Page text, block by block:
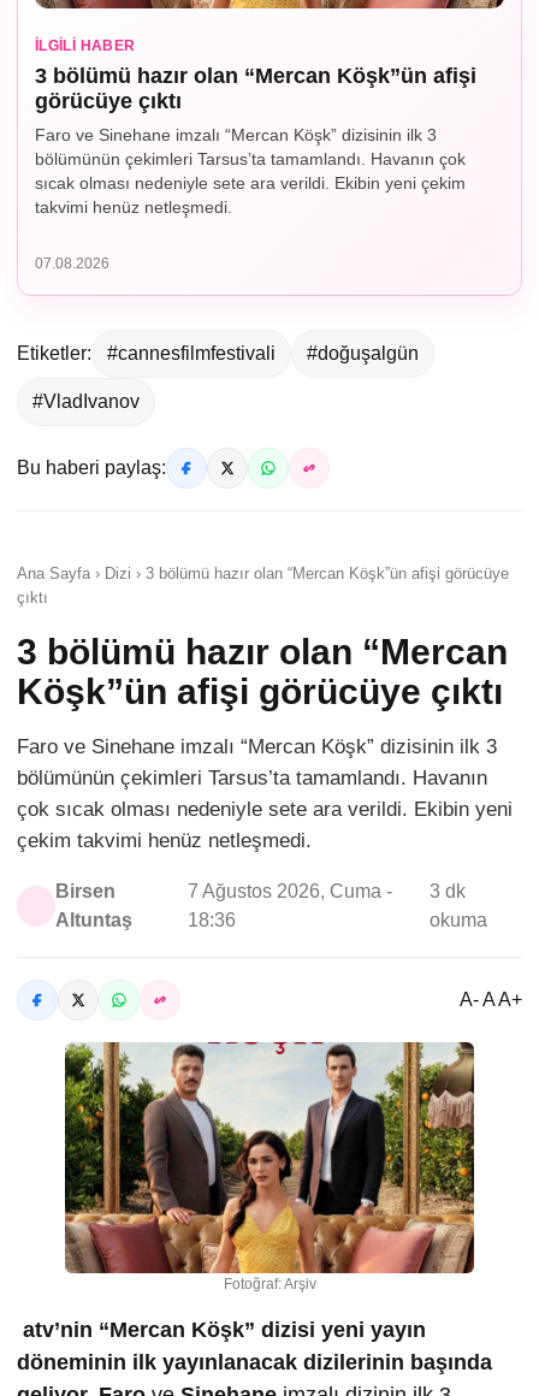
İLGILI HABER
3 bölümü hazır olan “Mercan Köşk”ün afişi
görücüye çıktı
Faro ve Sinehane imzalı “Mercan Köşk” dizisinin ilk 3
bölümünün çekimleri Tarsus’ta tamamlandı. Havanın çok
sıcak olması nedeniyle sete ara verildi. Ekibin yeni çekim
takvimi henüz netleşmedi.
07.08.2026
Etiketler: #cannesfilmfestivali #doğuşalgün
#VladIvanov
Bu haberi paylaş:
Ana Sayfa › Dizi › 3 bölümü hazır olan “Mercan Köşk”ün afişi görücüye
çıktı
3 bölümü hazır olan “Mercan
Köşk”ün afişi görücüye çıktı
Faro ve Sinehane imzalı “Mercan Köşk” dizisinin ilk 3
bölümünün çekimleri Tarsus’ta tamamlandı. Havanın
çok sıcak olması nedeniyle sete ara verildi. Ekibin yeni
çekim takvimi henüz netleşmedi.
Birsen
Altuntaş
7 Ağustos 2026, Cuma -
18:36
3 dk
okuma
A- A A+
Fotoğraf: Arşiv
atv’nin “Mercan Köşk” dizisi yeni yayın
döneminin ilk yayınlanacak dizilerinin başında